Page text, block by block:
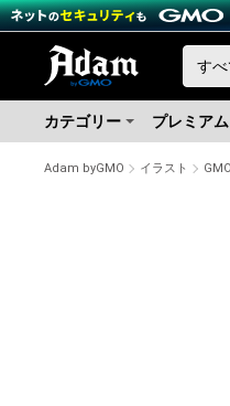
カテゴリー プレミアム
Adam byGMO イラスト